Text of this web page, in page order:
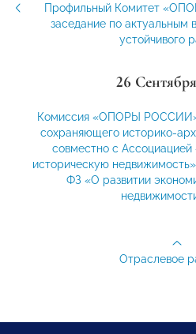
Профильный Комитет
заседание по актуальным
устойчивого
26
Комиссия «ОПОРЫ РОССИИ»
сохраняющего историко-
совместно с Ассоциацией
историческую
ФЗ «О развитии
Отраслевое